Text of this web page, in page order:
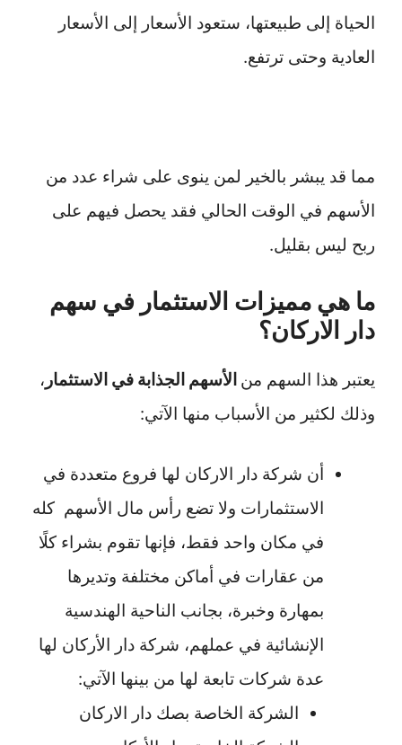
الحياة إلى طبيعتها، ستعود الأسعار إلى الأسعار
العادية وحتى ترتفع.
مما قد يبشر بالخير لمن ينوى على شراء عدد من
الأسهم في الوقت الحالي فقد يحصل فيهم على
ربح ليس بقليل.
ما هي مميزات الاستثمار في سهم
دار الاركان؟
يعتبر هذا السهم من الأسهم الجذابة في الاستثمار ،
وذلك لكثير من الأسباب منها الآتي:
أن شركة دار الاركان لها فروع متعددة في
الاستثمارات ولا تضع رأس مال الأسهم كله
في مكان واحد فقط، فإنها تقوم بشراء كلًا
من عقارات في أماكن مختلفة وتديرها
بمهارة وخبرة، بجانب الناحية الهندسية
الإنشائية في عملهم، شركة دار الأركان لها
عدة شركات تابعة لها من بينها الآتي:
الشركة الخاصة بصك دار الاركان